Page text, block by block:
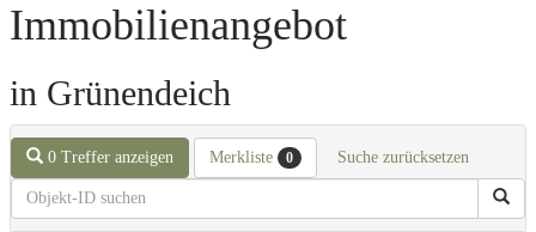
Immobilien­angebot
in Grünendeich
0 Treffer anzeigen Merkliste 0 Suche zurücksetzen